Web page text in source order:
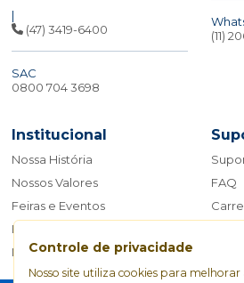
|
(47) 3419-6400
SAC
0800 704 3698
(11)
Institucional
Nossa História
Nossos Valores
Feiras e Eventos
Blog
Manual da Marca
FAQ
Controle de privacidade
Nosso site utiliza cookies para